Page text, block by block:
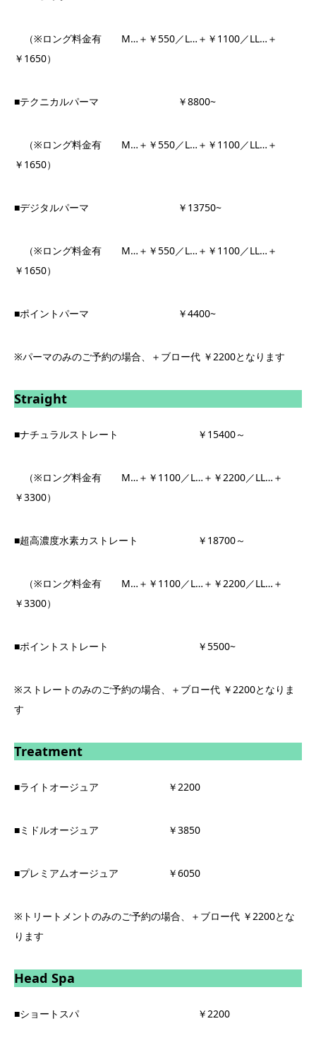
（※ロング料金有 M…＋￥550／L…＋￥1100／LL…＋
￥1650）
■テクニカルパーマ ￥8800~
（※ロング料金有 M…＋￥550／L…＋￥1100／LL…＋
￥1650）
■デジタルパーマ ￥13750~
（※ロング料金有 M…＋￥550／L…＋￥1100／LL…＋
￥1650）
■ポイントパーマ ￥4400~
※パーマのみのご予約の場合、＋ブロー代 ￥2200となります
Straight
■ナチュラルストレート ￥15400～
（※ロング料金有 M…＋￥1100／L…＋￥2200／LL…＋
￥3300）
■超高濃度水素カストレート ￥18700～
（※ロング料金有 M…＋￥1100／L…＋￥2200／LL…＋
￥3300）
■ポイントストレート ￥5500~
※ストレートのみのご予約の場合、＋ブロー代 ￥2200となりま
す
Treatment
■ライトオージュア ￥2200
■ミドルオージュア ￥3850
■プレミアムオージュア ￥6050
※トリートメントのみのご予約の場合、＋ブロー代 ￥2200とな
ります
Head Spa
■ショートスパ ￥2200